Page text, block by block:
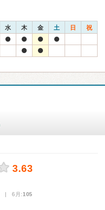
水 木 金 土 日 祝
3.63
| 6月:105